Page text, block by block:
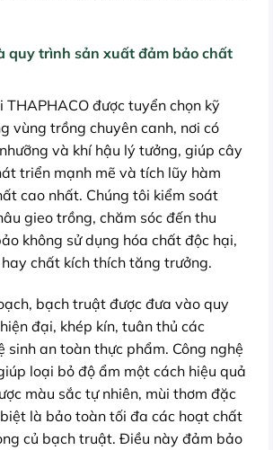
quy trình sản xuất đảm bảo chất
được tuyển chọn kỹ
vùng trồng chuyên canh, nơi có
và khí hậu lý tưởng, giúp cây
triển mạnh mẽ và tích lũy hàm
cao nhất. Chúng tôi kiểm soát
gieo trồng, chăm sóc đến thu
không sử dụng hóa chất độc hại,
chất kích thích tăng trưởng.
bạch truật được đưa vào quy
đại, khép kín, tuân thủ các
sinh an toàn thực phẩm. Công nghệ
loại bỏ độ ẩm một cách hiệu quả
màu sắc tự nhiên, mùi thơm đặc
là bảo toàn tối đa các hoạt chất
củ bạch truật. Điều này đảm bảo